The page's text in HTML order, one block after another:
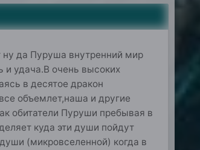
ну да Пуруша внутренний мир
и удача.В очень высоких
в десятое дракон
объемлет,наша и другие
обитатели Пуруши пребывая в
куда эти души пойдут
(микровселенной) когда в